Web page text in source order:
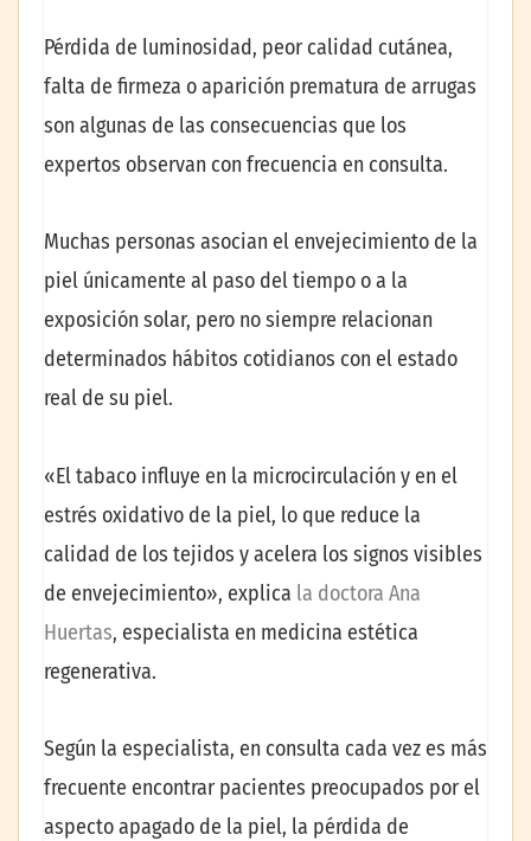
Pérdida de luminosidad, peor calidad cutánea,
falta de firmeza o aparición prematura de arrugas
son algunas de las consecuencias que los
expertos observan con frecuencia en consulta.
Muchas personas asocian el envejecimiento de la
piel únicamente al paso del tiempo o a la
exposición solar, pero no siempre relacionan
determinados hábitos cotidianos con el estado
real de su piel.
«El tabaco influye en la microcirculación y en el
estrés oxidativo de la piel, lo que reduce la
calidad de los tejidos y acelera los signos visibles
de envejecimiento», explica la doctora Ana
Huertas, especialista en medicina estética
regenerativa.
Según la especialista, en consulta cada vez es más
frecuente encontrar pacientes preocupados por el
aspecto apagado de la piel, la pérdida de